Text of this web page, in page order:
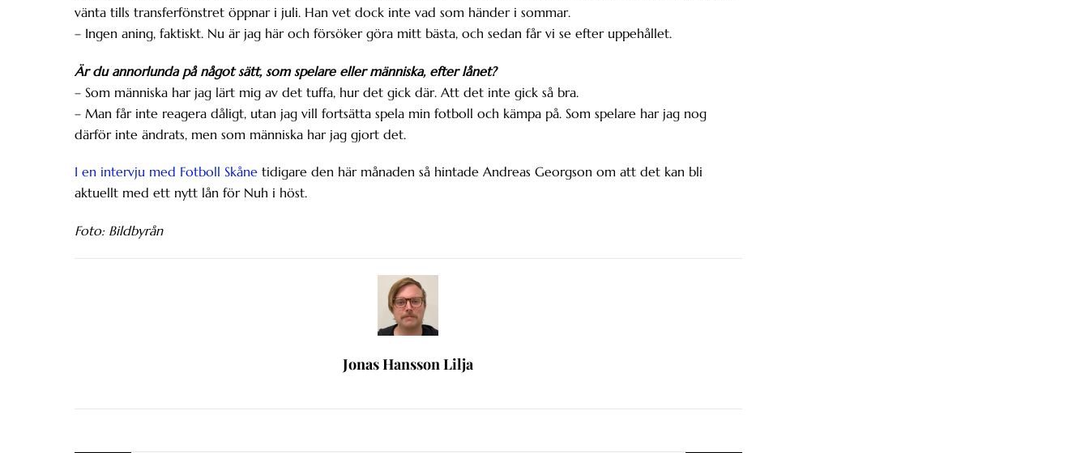
vänta tills transferfönstret öppnar i juli. Han vet dock inte vad som händer i sommar.
– Ingen aning, faktiskt. Nu är jag här och försöker göra mitt bästa, och sedan får vi se efter uppehållet.
Är du annorlunda på något sätt, som spelare eller människa, efter lånet?
– Som människa har jag lärt mig av det tuffa, hur det gick där. Att det inte gick så bra.
– Man får inte reagera dåligt, utan jag vill fortsätta spela min fotboll och kämpa på. Som spelare har jag nog
därför inte ändrats, men som människa har jag gjort det.
I en intervju med Fotboll Skåne tidigare den här månaden så hintade Andreas Georgson om att det kan bli
aktuellt med ett nytt lån för Nuh i höst.
Foto: Bildbyrån
Jonas Hansson Lilja